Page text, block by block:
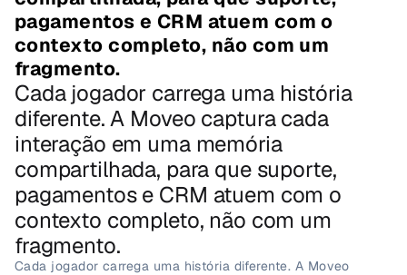
pagamentos e CRM atuem com o
contexto completo, não com um
fragmento.
Cada jogador carrega uma história
diferente. A Moveo captura cada
interação em uma memória
compartilhada, para que suporte,
pagamentos e CRM atuem com o
contexto completo, não com um
fragmento.
Cada jogador carrega uma história diferente. A Moveo